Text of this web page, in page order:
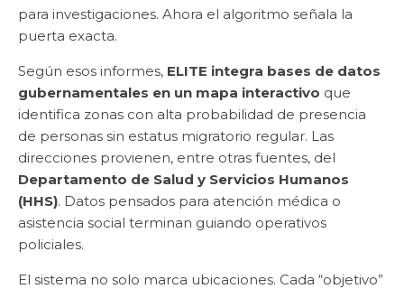
para investigaciones. Ahora el algoritmo señala la
puerta exacta.
Según esos informes, ELITE integra bases de datos
gubernamentales en un mapa interactivo que
identifica zonas con alta probabilidad de presencia
de personas sin estatus migratorio regular. Las
direcciones provienen, entre otras fuentes, del
Departamento de Salud y Servicios Humanos
(HHS). Datos pensados para atención médica o
asistencia social terminan guiando operativos
policiales.
El sistema no solo marca ubicaciones. Cada “objetivo”